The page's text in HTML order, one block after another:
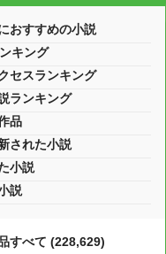
おすすめの小説
キング
セスランキング
ランキング
品
された小説
小説
説
すべて (228,629)